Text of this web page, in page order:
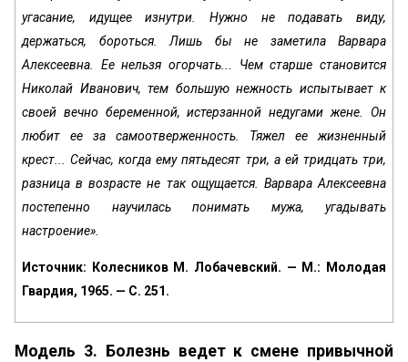
угасание, идущее изнутри. Нужно не подавать виду,
держаться, бороться. Лишь бы не заметила Варвара
Алексеевна. Ее нельзя огорчать... Чем старше становится
Николай Иванович, тем большую нежность испытывает к
своей вечно бе­ременной, истерзанной недугами жене. Он
любит ее за самоотверженность. Тяжел ее жизненный
крест... Сейчас, когда ему пятьдесят три, а ей тридцать три,
разница в возрасте не так ощущается. Варвара Алек­сеевна
постепенно научилась понимать мужа, угады­вать
настроение».
Источник: Колесников М. Лобачевский. — М.: Молодая
Гвардия, 1965. — С. 251.
Модель 3. Болезнь ведет к смене привычной